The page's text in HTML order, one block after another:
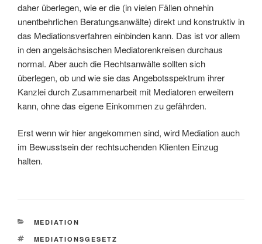
daher überlegen, wie er die (in vielen Fällen ohnehin
unentbehrlichen Beratungsanwälte) direkt und konstruktiv in
das Mediationsverfahren einbinden kann. Das ist vor allem
in den angelsächsischen Mediatorenkreisen durchaus
normal. Aber auch die Rechtsanwälte sollten sich
überlegen, ob und wie sie das Angebotsspektrum ihrer
Kanzlei durch Zusammenarbeit mit Mediatoren erweitern
kann, ohne das eigene Einkommen zu gefährden.
Erst wenn wir hier angekommen sind, wird Mediation auch
im Bewusstsein der rechtsuchenden Klienten Einzug
halten.
KATEGORIEN
MEDIATION
SCHLAGWÖRTER
MEDIATIONSGESETZ